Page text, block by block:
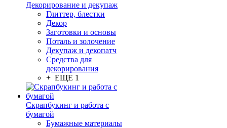
Декорирование и декупаж
Глиттер, блестки
Декор
Заготовки и основы
Поталь и золочение
Декупаж и декопатч
Средства для
декорирования
+ ЕЩЕ 1
Скрапбукинг и работа с
бумагой
Бумажные материалы